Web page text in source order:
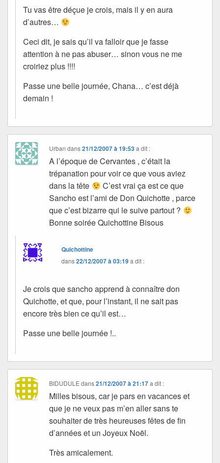
Tu vas être déçue je crois, mais il y en aura
d’autres…
Ceci dit, je sais qu’il va falloir que je fasse
attention à ne pas abuser… sinon vous ne me
croiriez plus !!!!
Passe une belle journée, Chana… c’est déjà
demain !
Urban dans21/12/2007 à 19:53 a dit :
A l’époque de Cervantes , c’était la
trépanation pour voir ce que vous aviez
dans la tête
C’est vrai ça est ce que
Sancho est l’ami de Don Quichotte , parce
que c’est bizarre qui le suive partout ?
Bonne soirée Quichottine Bisous
Quichottine
dans22/12/2007 à 03:19a dit :
Je crois que sancho apprend à connaître don
Quichotte, et que, pour l’instant, il ne sait pas
encore très bien ce qu’il est…
Passe une belle journée !..
BIDUDULE dans21/12/2007 à 21:17 a dit :
Milles bisous, car je pars en vacances et
que je ne veux pas m’en aller sans te
souhaiter de très heureuses fêtes de fin
d’années et un Joyeux Noël.
Très amicalement.